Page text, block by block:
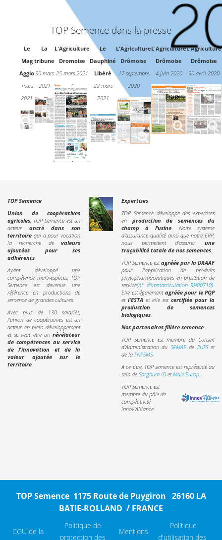
TOP Semence dans la presse
Le
Mag
Agglo
mars
2021
La
tribune
30 mars
2021
L'Agriculture
Dromoise
25 mars 2021
Le
Dauphiné
Libéré
22 mars
2021
L'Agriculture
Drômoise
17 septembre
2020
L'Agriculture
Drômoise
4 juin 2020
L'Agriculture
Drômoise
30 avril 2020
TOP Semence
Union de coopératives
agricoles, TOP Semence est un
acteur ancré dans son
territoire qui a pour vocation
la recherche de valeurs
ajoutées pour ses
adhérents.
Ayant développé une
compétence multi-espèces, TOP
Semence est devenue une
référence en productions de
semence de grandes cultures.
Avec plus de 130 salariés,
l'union de coopératives est un
acteur en plein développement
et se veut être un révélateur
de compétences au service
de l'innovation et de la
valeur ajoutée sur le
territoire.
Expertises
TOP Semence développe des expertises
en production de semences du
champ à l’usine. Notre système
d'assurance qualité ainsi que notre ERP,
nous permettent d'assurerune
traçabilité totale de nos semences.
TOP Semence estagréée par la DRAAF
pour l'application de produits
phytopharmaceutiques en prestation de
service(n° d'immatriculation RH00710).
Elle est également agréée pour le PQP
etl'ESTA et elle estcertifiée pour la
production de semences
biologiques.
Nos partenaires filière semence
TOP Semence est membre du Conseil
d’Administration du SEMAEde l'UFSet
de la FNPSMS.
A ce titre, TOP semence est représenté au
sein de Sorghum ID etMaiz'Europ.
TOP Semence est
membre du pôle de
compétitivité
Innov'Alliance.
TOP Semence 1175 Route de Puygiron 26160 LA
BATIE-ROLLAND / FRANCE
CGU de la
Politique de
protection des
Mentions
Politique
d'utilisation des